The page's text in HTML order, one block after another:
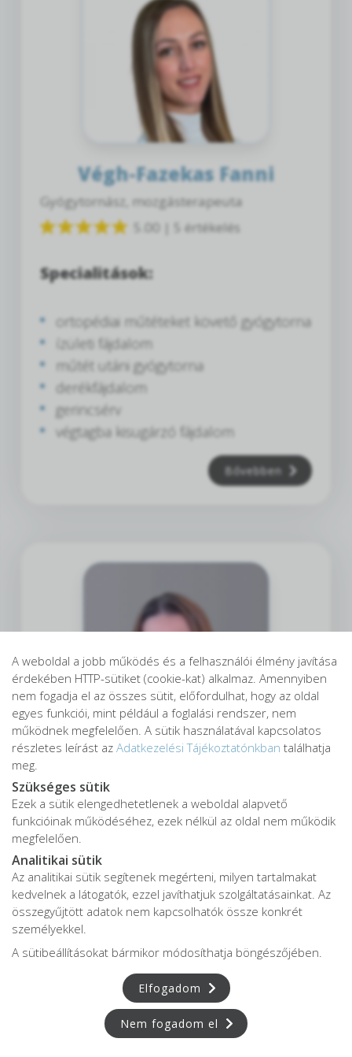
Végh-Fazekas Fanni
Gyógytornász, mozgásterapeuta
5.00 | 5 értékelés
Specialitások:
ortopédiai műtéteket követő gyógytorna
ízületi fájdalom
műtét utáni gyógytorna
derékfájdalom
gerincsérv
végtagba kisugárzó fájdalom
Bővebben
Spartá Romana Patrizia
Klinikai és pedagógiai szakpszichológus
5.00 | 4 értékelés
Specialitások:
Specialitások:
relaxációs, meditatív technikák
alkalmazása
segítő beszélgetés
a mentális erőforrások felszínre
hozatala
stresszkezelés
A weboldal a jobb működés és a felhasználói élmény javítása
érdekében HTTP-sütiket (cookie-kat) alkalmaz. Amennyiben
nem fogadja el az összes sütit, előfordulhat, hogy az oldal
egyes funkciói, mint például a foglalási rendszer, nem
működnek megfelelően. A sütik használatával kapcsolatos
részletes leírást az Adatkezelési Tájékoztatónkban találhatja
meg.
Szükséges sütik
Ezek a sütik elengedhetetlenek a weboldal alapvető
funkcióinak működéséhez, ezek nélkül az oldal nem működik
megfelelően.
Analitikai sütik
Az analitikai sütik segítenek megérteni, milyen tartalmakat
kedvelnek a látogatók, ezzel javíthatjuk szolgáltatásainkat. Az
összegyűjtött adatok nem kapcsolhatók össze konkrét
személyekkel.
A sütibeállításokat bármikor módosíthatja böngészőjében.
Elfogadom
Nem fogadom el